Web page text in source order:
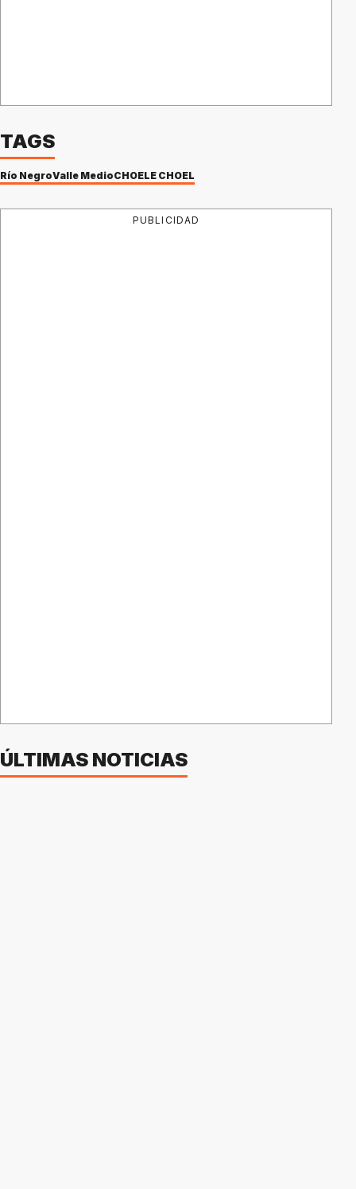
TAGS
Río NegroValle MedioCHOELE CHOEL
PUBLICIDAD
ÚLTIMAS NOTICIAS